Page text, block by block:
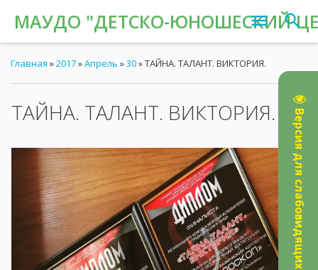
Версия для слабовидящих
МАУДО "ДЕТСКО-ЮНОШЕСКИЙ
Главная »2017»Апрель »30» ТАЙНА. ТАЛАНТ. ВИКТОРИЯ.
19:04
ТАЙНА. ТАЛАНТ. ВИКТОРИЯ.